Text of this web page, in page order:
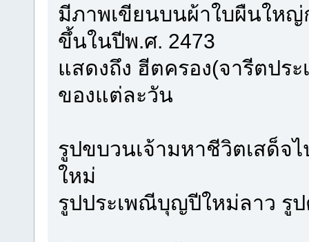
มีภาพเขียนบนผ้าใบผืนใหญ่
ขึ้นในปีพ.ศ. 2473
แสดงถึง ฮีตครอง(จารีตปร
ของแต่ละวัน
รูปขบวนเจ้ามหาชีวิตเสด็จ
ใหม่
รูปประเพณีบุญปีใหม่ลาว รู